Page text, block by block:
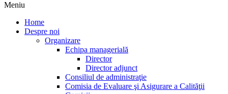
Meniu
Home
Despre noi
Organizare
Echipa managerială
Director
Director adjunct
Consiliul de administraţie
Comisia de Evaluare şi Asigurare a Calităţii